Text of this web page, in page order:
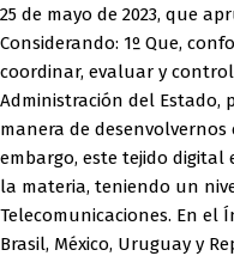
25 de mayo de 2023, que
Considerando: 1º Que,
coordinar, evaluar y
Administración del
manera de
embargo, este tejido
la materia, teniendo un
Telecomunicaciones. En el
Brasil, México, Uruguay y